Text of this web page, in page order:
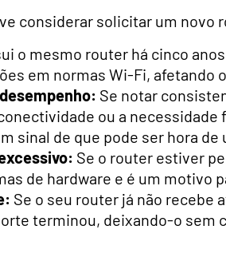
considerar solicitar um novo
o mesmo router há cinco
em normas Wi-Fi, afetando
Se notar
ou a
sinal de que pode ser hora de
Se o router estiver
de hardware e é um motivo
Se o seu router já não recebe
terminou, deixando-o sem